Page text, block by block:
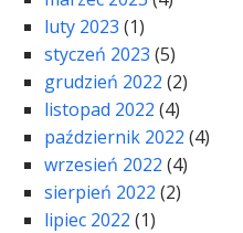
luty 2023 (1)
styczeń 2023 (5)
grudzień 2022 (2)
listopad 2022 (4)
październik 2022 (4)
wrzesień 2022 (4)
sierpień 2022 (2)
lipiec 2022 (1)